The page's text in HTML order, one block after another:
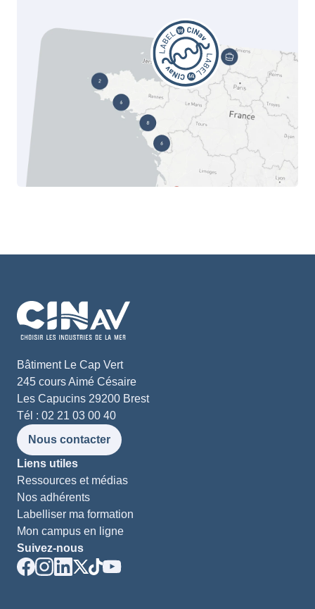
Bâtiment Le Cap Vert
245 cours Aimé Césaire
Les Capucins 29200 Brest
Tél : 02 21 03 00 40
Nous contacter
Liens utiles
Ressources et médias
Nos adhérents
Labelliser ma formation
Mon campus en ligne
Suivez-nous